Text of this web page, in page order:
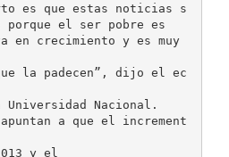
es que estas noticias s
porque el ser pobre es
en crecimiento y es muy
la padecen”, dijo el ec
Nacional.
a que el increment
y el